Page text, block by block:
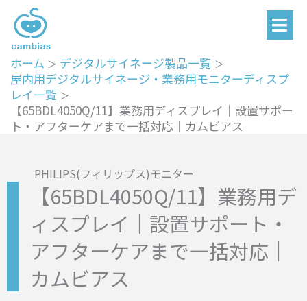
キ
メ
ニ
ュ
ホーム
デジタルサイネージ製品一覧
屋内用デジタルサイネージ・業務用モニターディスプ
レイ一覧
【65BDL4050Q/11】業務用ディスプレイ｜設置サポー
ト・アフターケアまで一括対応｜カムビアス
PHILIPS(フィリップス)モニター
【65BDL4050Q/11】業務用デ
ィスプレイ｜設置サポート・
アフターケアまで一括対応｜
カムビアス